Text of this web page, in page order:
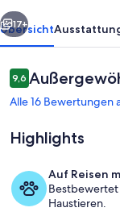
Weiter
17+
Übersicht
Bewertungen
9,69,6 von 10.
Alle 16 Bewertungen
Highlights
Auf Reisen
Haustieren.